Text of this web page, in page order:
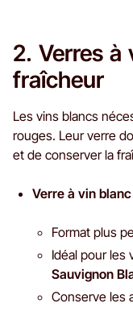
2. Verres à
fraîcheur
Les vins blancs
rouges. Leur verre
et de conserver la
Verre à vin
Format plus
Idéal pour les
Sauvignon
Conserve les